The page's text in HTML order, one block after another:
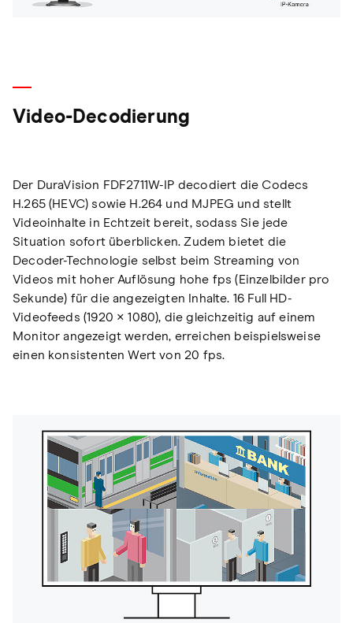
Video-Decodierung
Der DuraVision FDF2711W-IP decodiert die Codecs
H.265 (HEVC) sowie H.264 und MJPEG und stellt
Videoinhalte in Echtzeit bereit, sodass Sie jede
Situation sofort überblicken. Zudem bietet die
Decoder-Technologie selbst beim Streaming von
Videos mit hoher Auflösung hohe fps (Einzelbilder pro
Sekunde) für die angezeigten Inhalte. 16 Full HD-
Videofeeds (1920 × 1080), die gleichzeitig auf einem
Monitor angezeigt werden, erreichen beispielsweise
einen konsistenten Wert von 20 fps.